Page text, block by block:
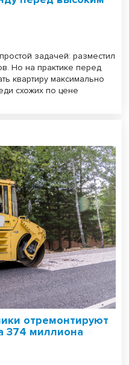
задачей: разместил
Но на практике перед
квартиру максимально
схожих по цене
отремонтируют
374 миллиона